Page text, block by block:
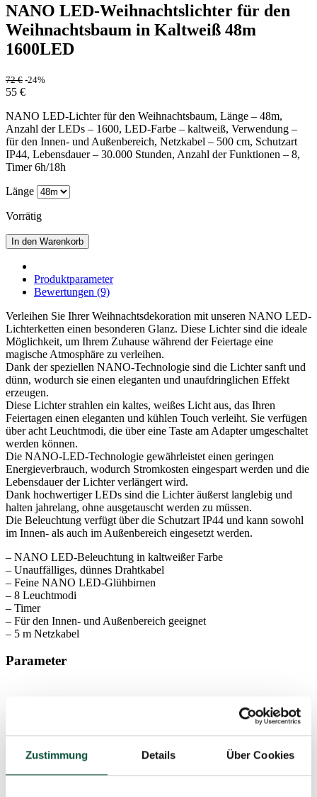
Zustimmung Details Über Cookies
NANO LED-Weihnachtslichter für den
Weihnachtsbaum in Kaltweiß 48m
1600LED
72€ -24%
55 €
NANO LED-Lichter für den Weihnachtsbaum, Länge – 48m,
Anzahl der LEDs – 1600, LED-Farbe – kaltweiß, Verwendung –
für den Innen- und Außenbereich, Netzkabel – 500 cm, Schutzart
IP44, Lebensdauer – 30.000 Stunden, Anzahl der Funktionen – 8,
Timer 6h/18h
Länge
Vorrätig
In den Warenkorb
Produktparameter
Bewertungen (9)
Verleihen Sie Ihrer Weihnachtsdekoration mit unseren NANO LED-
Lichterketten einen besonderen Glanz. Diese Lichter sind die ideale
Möglichkeit, um Ihrem Zuhause während der Feiertage eine
magische Atmosphäre zu verleihen.
Dank der speziellen NANO-Technologie sind die Lichter sanft und
dünn, wodurch sie einen eleganten und unaufdringlichen Effekt
erzeugen.
Diese Lichter strahlen ein kaltes, weißes Licht aus, das Ihren
Feiertagen einen eleganten und kühlen Touch verleiht. Sie verfügen
über acht Leuchtmodi, die über eine Taste am Adapter umgeschaltet
werden können.
Die NANO-LED-Technologie gewährleistet einen geringen
Energieverbrauch, wodurch Stromkosten eingespart werden und die
Lebensdauer der Lichter verlängert wird.
Dank hochwertiger LEDs sind die Lichter äußerst langlebig und
halten jahrelang, ohne ausgetauscht werden zu müssen.
Die Beleuchtung verfügt über die Schutzart IP44 und kann sowohl
im Innen- als auch im Außenbereich eingesetzt werden.
– NANO LED-Beleuchtung in kaltweißer Farbe
– Unauffälliges, dünnes Drahtkabel
– Feine NANO LED-Glühbirnen
– 8 Leuchtmodi
– Timer
– Für den Innen- und Außenbereich geeignet
– 5 m Netzkabel
Parameter
Schutz
IP44-Schutz – gewährleistet den Widerstand gegen
das Eindringen von kleinsten Partikeln und
Spritzwasser von allen Seite